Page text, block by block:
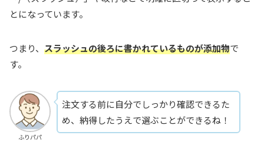
とになっています。
つまり、 スラッシュの後ろに書かれているものが添加物で
す。
ふりパパ
注文する前に自分でしっかり確認できるた
め、納得したうえで選ぶことができるね！